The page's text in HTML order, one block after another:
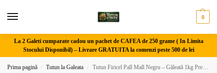
0
La 2 Galeti cumparate cadou un pachet de CAFEA de 250 grame ( In Limita
Stocului Disponibil) – Livrare GRATUITA la comenzi peste 500 de lei
Prima pagină / Tutun la Galeata / Tutun Firicel Pall Mall Negru – Găleată 1kg Premium